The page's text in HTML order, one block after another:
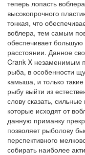
теперь лопасть
высокопрочного
тонкая, что
воблера, тем самым
обеспечивает
расстоянии. Данное
Crank X незаменимым
рыба, в особенности
камыша, и только
рыбу выйти из
слову сказать,
которые исходят от
данную приманку
позволяет рыболову
перспективного
собирать наиболее